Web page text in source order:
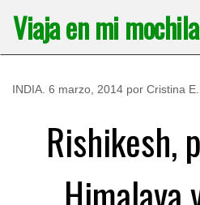
contenido
Viaja en mi mochila
INDIA 6 marzo, 2014 por Cristina
Rishikesh,